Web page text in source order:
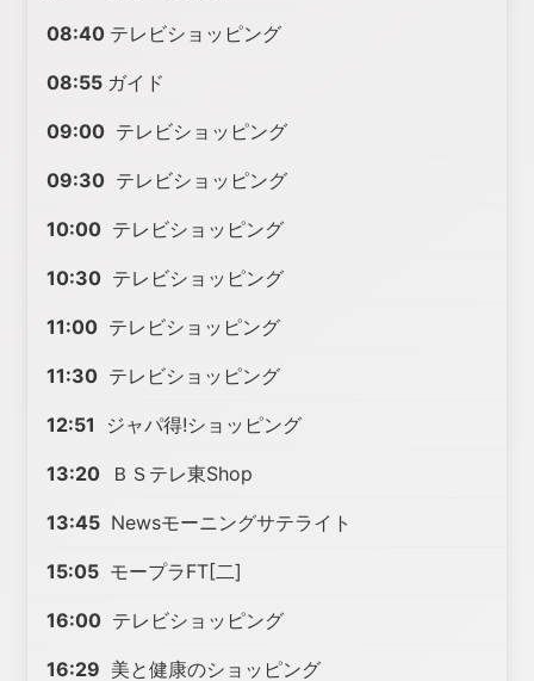
08:40 テレビショッピング
08:55 ガイド
09:00 テレビショッピング
09:30 テレビショッピング
10:00 テレビショッピング
10:30 テレビショッピング
11:00 テレビショッピング
11:30 テレビショッピング
12:51 ジャパ得!ショッピング
13:20 ＢＳテレ東Shop
13:45 Newsモーニングサテライト
15:05 モープラFT[二]
16:00 テレビショッピング
16:29 美と健康のショッピング